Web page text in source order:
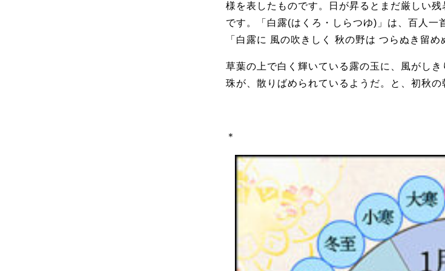
様を表したものです。日が昇るとまだ厳しい
です。「白露(はくろ・しらつゆ)」は、百人一
「白露に 風の吹きしく 秋の野は つらぬき留め
草葉の上で白く輝いている露の玉に、風がし
珠が、散りばめられているようだ。と、初秋
＊